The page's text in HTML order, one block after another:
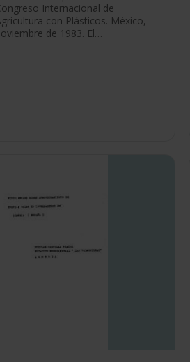
Internacional de
con Plásticos. México,
de 1983. El…